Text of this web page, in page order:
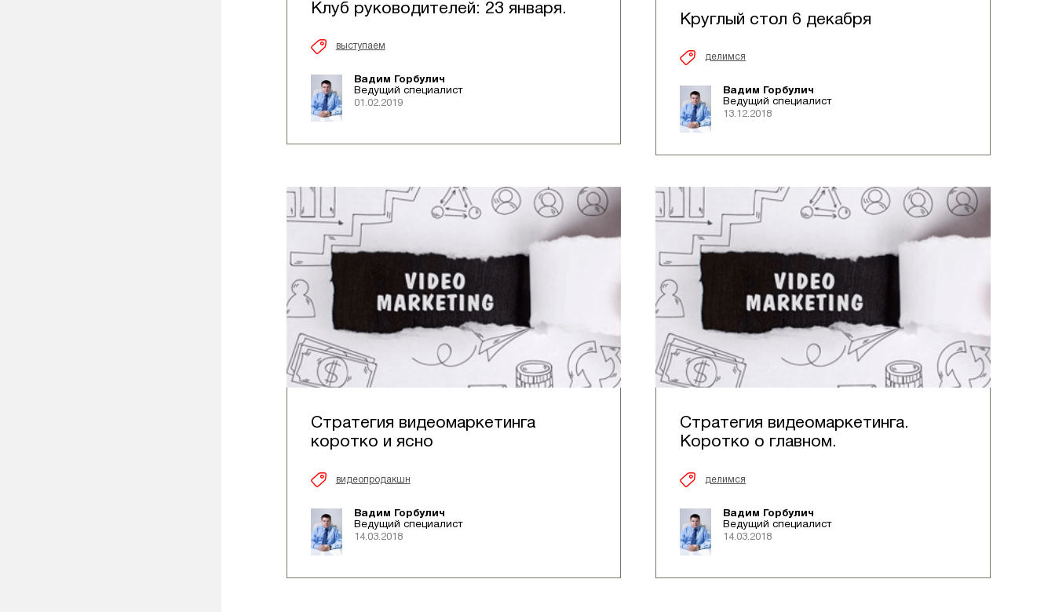
Клуб руководителей: 23 января.
выступаем
Вадим Горбулич
Ведущий специалист
01.02.2019
Круглый стол 6 декабря
делимся
Вадим Горбулич
Ведущий специалист
13.12.2018
Стратегия видеомаркетинга
коротко и ясно
видеопродакшн
Вадим Горбулич
Ведущий специалист
14.03.2018
Стратегия видеомаркетинга.
Коротко о главном.
делимся
Вадим Горбулич
Ведущий специалист
14.03.2018